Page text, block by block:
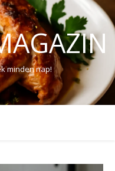
minden nap!